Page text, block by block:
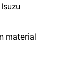
material